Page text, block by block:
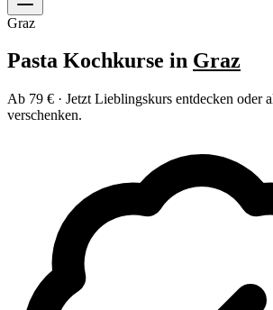
Graz
Pasta Kochkurse in Graz
Ab 79 € · Jetzt Lieblingskurs entdecken oder
verschenken.